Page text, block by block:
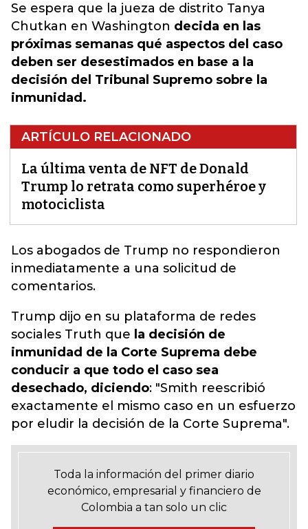
Se espera que la jueza de distrito Tanya
Chutkan en Washington decida en las
próximas semanas qué aspectos del caso
deben ser desestimados en base a la
decisión del Tribunal Supremo sobre la
inmunidad.
ARTÍCULO RELACIONADO
La última venta de NFT de Donald
Trump lo retrata como superhéroe y
motociclista
Los abogados de Trump no respondieron
inmediatamente a una solicitud de
comentarios.
Trump dijo en su plataforma de redes
sociales Truth que la decisión de
inmunidad de la Corte Suprema debe
conducir a que todo el caso sea
desechado, diciendo: "Smith reescribió
exactamente el mismo caso en un esfuerzo
por eludir la decisión de la Corte Suprema".
Toda la información del primer diario
económico, empresarial y financiero de
Colombia a tan solo un clic